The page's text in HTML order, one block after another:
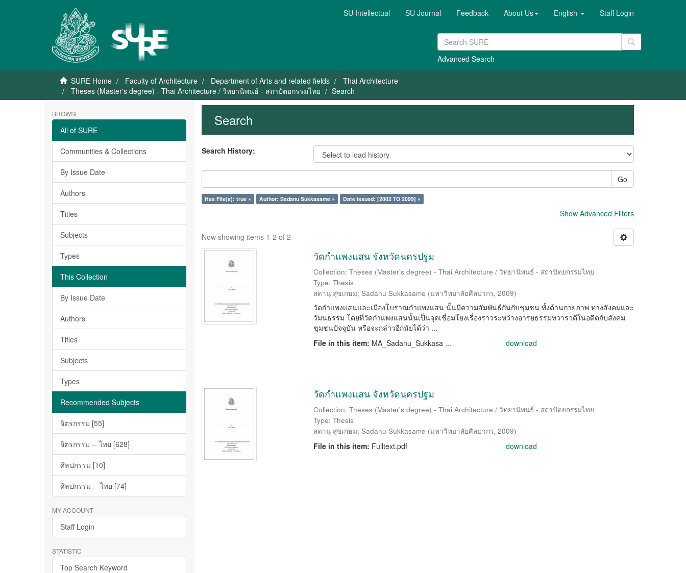
SU Intellectual SU Journal Feedback About Us English Staff Login
Advanced Search
SURE Home Faculty of Architecture Department of Arts and related fields
Thai Architecture
Theses (Master's degree) - Thai Architecture / วิทยานิพนธ์ - สถาปัตยกรรมไทย
Search
BROWSE
All of SURE
Communities & Collections
By Issue Date
Authors
Titles
Subjects
Types
This Collection
By Issue Date
Authors
Titles
Subjects
Types
Recommended Subjects
จิตรกรรม [55]
จิตรกรรม -- ไทย [628]
ศิลปกรรม [10]
ศิลปกรรม -- ไทย [74]
MY ACCOUNT
Staff Login
STATISTIC
Top Search Keyword
Search
Search History:
Go
Has File(s): true × Author: Sadanu Sukkasame × Date issued: [2002 TO 2099] ×
Show Advanced Filters
Now showing items 1-2 of 2
วัดกำแพงแสน จังหวัดนครปฐม
Collection: Theses (Master's degree) - Thai Architecture / วิทยานิพนธ์ - สถาปัตยกรรมไทย
Type: Thesis
สดานุ สุขเกษม; Sadanu Sukkasame (มหาวิทยาลัยศิลปากร, 2009)
วัดกำแพงแสนและเมืองโบราณกำแพงแสน นั้นมีความสัมพันธ์กันกับชุมชน ทั้งด้านกายภาพ ทางสังคมและ
วัมนธรรม โดยที่วัดกำแพงแสนนั้นเป็นจุดเชื่อมโยงเรื่องราวระหว่างอารยธรรมทวารวดีในอดีตกับสังคม
ชุมชนปัจจุบัน หรือจะกล่าวอีกนัยได้ว่า ...
File in this item: MA_Sadanu_Sukkasa ... download
วัดกำแพงแสน จังหวัดนครปฐม
Collection: Theses (Master's degree) - Thai Architecture / วิทยานิพนธ์ - สถาปัตยกรรมไทย
Type: Thesis
สดานุ สุขเกษม; Sadanu Sukkasame (มหาวิทยาลัยศิลปากร, 2009)
File in this item: Fulltext.pdf download